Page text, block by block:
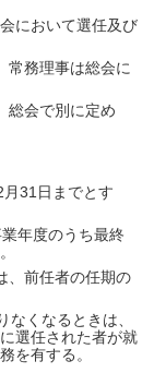
において選任及び
常務理事は総会に
総会で別に定め
31日までとす
年度のうち最終
、前任者の任期の
くなるときは、
選任された者が就
を有する。